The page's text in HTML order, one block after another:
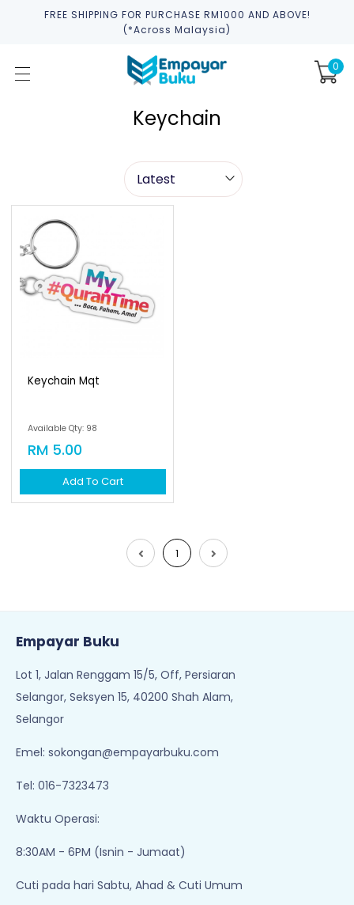
FREE SHIPPING FOR PURCHASE RM1000 AND ABOVE!
(*across Malaysia)
0
Keychain
Keychain Mqt
Available Qty: 98
RM 5.00
Add To Cart
1
Empayar Buku
Lot 1, Jalan Renggam 15/5, Off, Persiaran
Selangor, Seksyen 15, 40200 Shah Alam,
Selangor
Emel: sokongan@empayarbuku.com
Tel: 016-7323473
Waktu Operasi:
8:30AM - 6PM (Isnin - Jumaat)
Cuti pada hari Sabtu, Ahad & Cuti Umum